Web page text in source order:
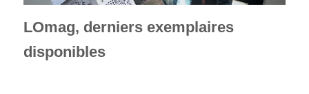
LOmag, derniers exemplaires
disponibles